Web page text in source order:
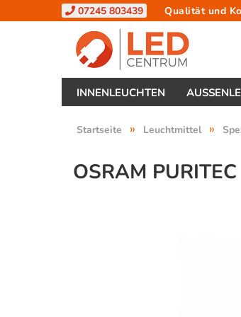
07245 803439 Qualität und
INNENLEUCHTEN
Startseite » Leuchtmittel »
OSRAM